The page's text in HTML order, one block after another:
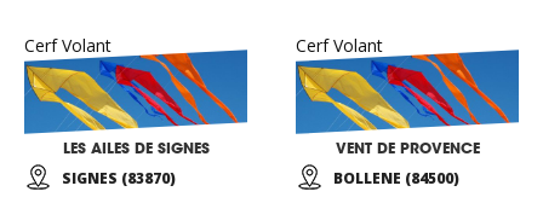
Cerf Volant
LES AILES DE SIGNES
SIGNES (83870)
Cerf Volant
VENT DE PROVENCE
BOLLENE (84500)